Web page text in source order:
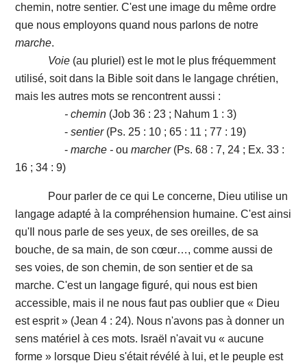
chemin, notre sentier. C'est une image du même ordre
que nous employons quand nous parlons de notre
marche.
Voie (au pluriel) est le mot le plus fréquemment
utilisé, soit dans la Bible soit dans le langage chrétien,
mais les autres mots se rencontrent aussi :
- chemin (Job 36 : 23 ; Nahum 1 : 3)
-sentier (Ps. 25 : 10 ; 65 : 11 ; 77 : 19)
-marche -oumarcher (Ps. 68 : 7, 24 ; Ex. 33 :
16 ; 34 : 9)
Pour parler de ce qui Le concerne, Dieu utilise un
langage adapté à la compréhension humaine. C'est ainsi
qu'Il nous parle de ses yeux, de ses oreilles, de sa
bouche, de sa main, de son cœur…, comme aussi de
ses voies, de son chemin, de son sentier et de sa
marche. C'est un langage figuré, qui nous est bien
accessible, mais il ne nous faut pas oublier que « Dieu
est esprit » (Jean 4 : 24). Nous n'avons pas à donner un
sens matériel à ces mots. Israël n'avait vu « aucune
forme » lorsque Dieu s'était révélé à lui, et le peuple est